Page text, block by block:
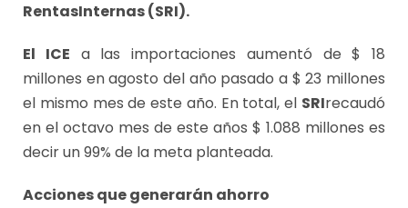
RentasInternas (SRI).
El ICE a las importaciones aumentó de $ 18
millones en agosto del año pasado a $ 23 millones
el mismo mes de este año. En total, el SRIrecaudó
en el octavo mes de este años $ 1.088 millones es
decir un 99% de la meta planteada.
Acciones que generarán ahorro